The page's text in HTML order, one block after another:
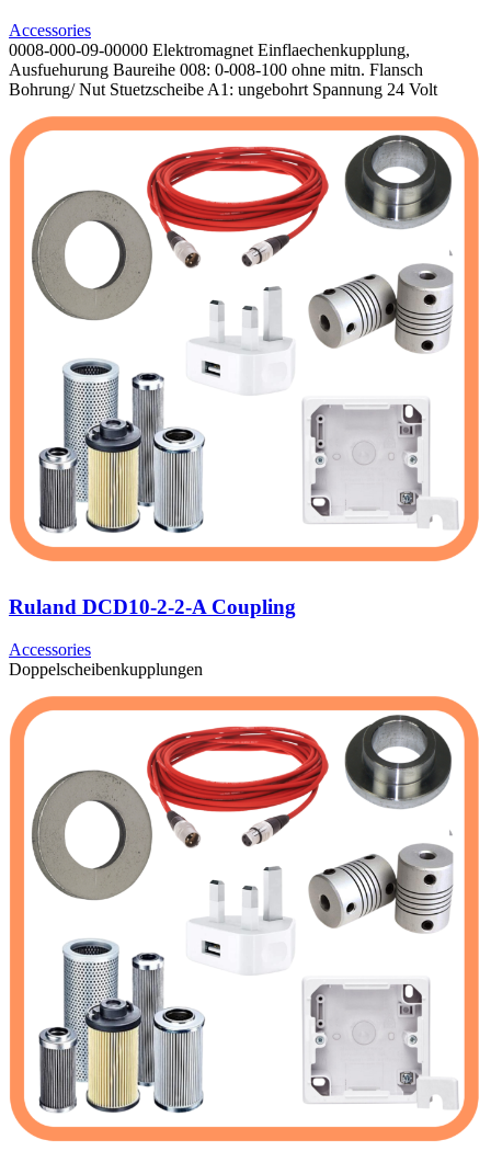
Accessories
0008-000-09-00000 Elektromagnet Einflaechenkupplung,
Ausfuehurung Baureihe 008: 0-008-100 ohne mitn. Flansch
Bohrung/ Nut Stuetzscheibe A1: ungebohrt Spannung 24 Volt
Ruland DCD10-2-2-A Coupling
Accessories
Doppelscheibenkupplungen